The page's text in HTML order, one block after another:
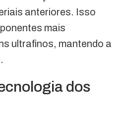
anteriores. Isso
mais
ultrafinos, mantendo a
dos